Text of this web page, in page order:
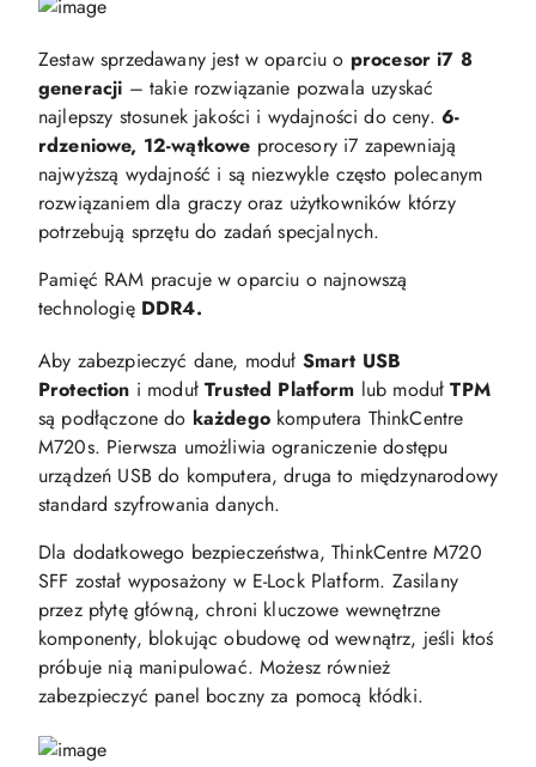
Zestaw sprzedawany jest w oparciu o procesor i7 8
generacji – takie rozwiązanie pozwala uzyskać
najlepszy stosunek jakości i wydajności do ceny. 6-
rdzeniowe, 12-wątkowe procesory i7 zapewniają
najwyższą wydajność i są niezwykle często polecanym
rozwiązaniem dla graczy oraz użytkowników którzy
potrzebują sprzętu do zadań specjalnych.
Pamięć RAM pracuje w oparciu o najnowszą
technologię DDR4.
Aby zabezpieczyć dane, moduł Smart USB
Protection i modułTrusted Platform lub modułTPM
są podłączone do każdegokomputera ThinkCentre
M720s. Pierwsza umożliwia ograniczenie dostępu
urządzeń USB do komputera, druga to międzynarodowy
standard szyfrowania danych.
Dla dodatkowego bezpieczeństwa, ThinkCentre M720
SFF został wyposażony w E-Lock Platform. Zasilany
przez płytę główną, chroni kluczowe wewnętrzne
komponenty, blokując obudowę od wewnątrz, jeśli ktoś
próbuje nią manipulować. Możesz również
zabezpieczyć panel boczny za pomocą kłódki.